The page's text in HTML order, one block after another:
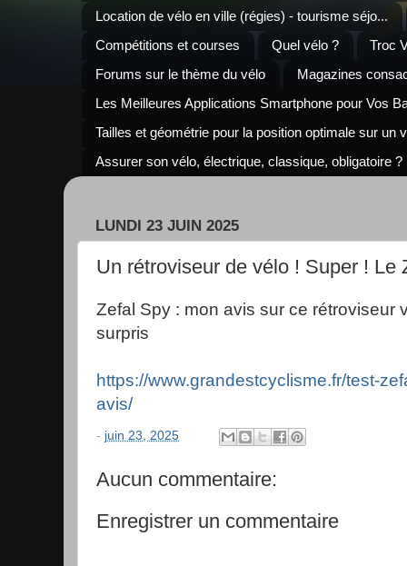
Location de vélo en ville (régies) - tourisme séjo...
Compétitions et courses
Quel vélo ?
Troc
Forums sur le thème du vélo
Magazines
Les Meilleures Applications Smartphone pour Vos
Tailles et géométrie pour la position optimale sur un
Assurer son vélo, électrique, classique, obligatoire ?
LUNDI 23 JUIN 2025
Un rétroviseur de vélo ! Super ! Le
Zefal Spy : mon avis sur ce rétroviseur
surpris
https://www.grandestcyclisme.fr/test-
avis/
- juin 23, 2025
Aucun commentaire:
Enregistrer un commentaire